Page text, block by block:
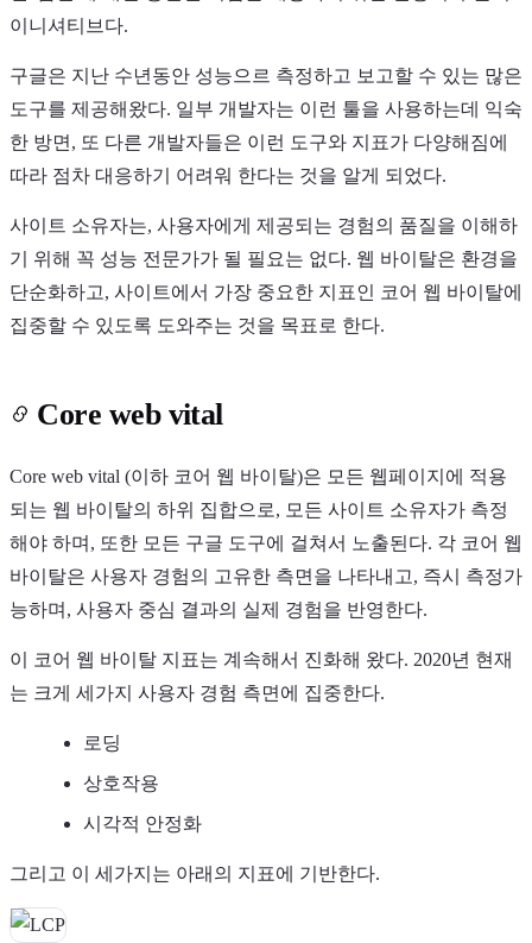
이니셔티브다.
구글은 지난 수년동안 성능으르 측정하고 보고할 수 있는 많은
도구를 제공해왔다. 일부 개발자는 이런 툴을 사용하는데 익숙
한 방면, 또 다른 개발자들은 이런 도구와 지표가 다양해짐에
따라 점차 대응하기 어려워 한다는 것을 알게 되었다.
사이트 소유자는, 사용자에게 제공되는 경험의 품질을 이해하
기 위해 꼭 성능 전문가가 될 필요는 없다. 웹 바이탈은 환경을
단순화하고, 사이트에서 가장 중요한 지표인 코어 웹 바이탈에
집중할 수 있도록 도와주는 것을 목표로 한다.
Core web vital
Core web vital (이하 코어 웹 바이탈)은 모든 웹페이지에 적용
되는 웹 바이탈의 하위 집합으로, 모든 사이트 소유자가 측정
해야 하며, 또한 모든 구글 도구에 걸쳐서 노출된다. 각 코어 웹
바이탈은 사용자 경험의 고유한 측면을 나타내고, 즉시 측정가
능하며, 사용자 중심 결과의 실제 경험을 반영한다.
이 코어 웹 바이탈 지표는 계속해서 진화해 왔다. 2020년 현재
는 크게 세가지 사용자 경험 측면에 집중한다.
로딩
상호작용
시각적 안정화
그리고 이 세가지는 아래의 지표에 기반한다.